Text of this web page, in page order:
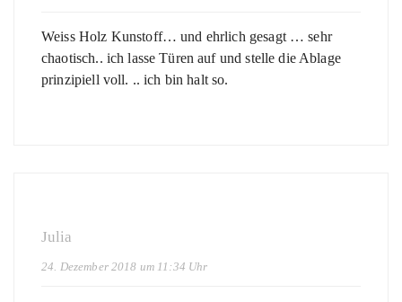
Weiss Holz Kunstoff… und ehrlich gesagt … sehr
chaotisch.. ich lasse Türen auf und stelle die Ablage
prinzipiell voll. .. ich bin halt so.
Julia
24. Dezember 2018 um 11:34 Uhr